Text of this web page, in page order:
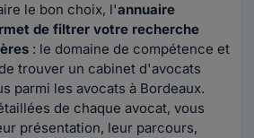
le bon choix, l'annuaire
de filtrer votre recherche
: le domaine de compétence et
trouver un cabinet d'avocats
parmi les avocats à Bordeaux.
de chaque avocat, vous
présentation, leur parcours,